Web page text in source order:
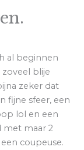
al beginnen
blije
zeker dat
fijne sfeer, een
lol en een
met maar 2
coupeuse.